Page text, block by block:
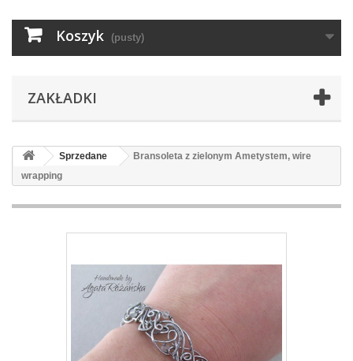
Koszyk (pusty)
ZAKŁADKI
Sprzedane
Bransoleta z zielonym Ametystem, wire
wrapping